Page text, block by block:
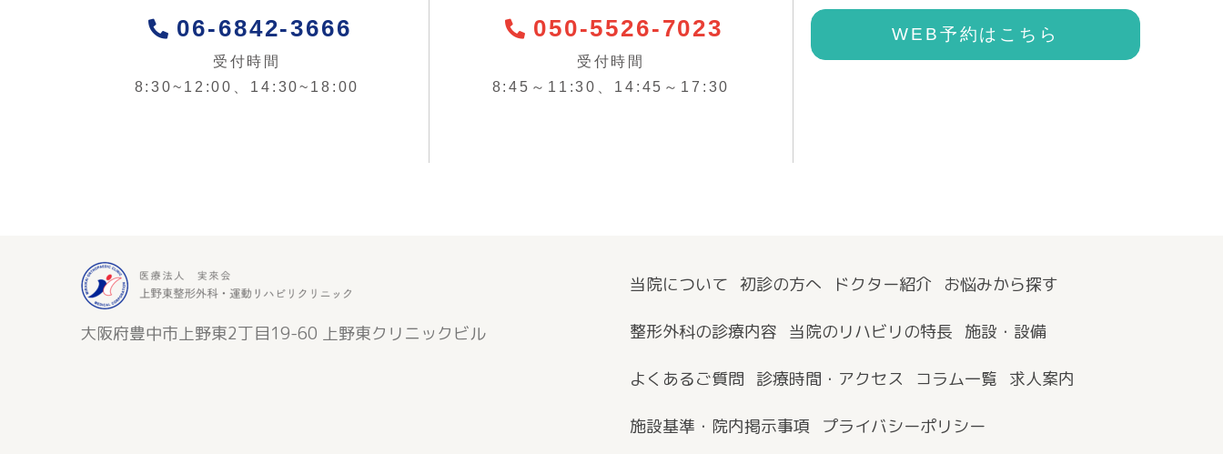
06-6842-3666
受付時間
8:30~12:00、14:30~18:00
050-5526-7023
受付時間
8:45～11:30、14:45～17:30
WEB予約はこちら
大阪府豊中市上野東2丁目19-60 上野東クリニックビル
当院について 初診の方へ ドクター紹介 お悩みから探す
整形外科の診療内容 当院のリハビリの特長 施設・設備
よくあるご質問 診療時間・アクセス コラム一覧 求人案内
施設基準・院内掲示事項 プライバシーポリシー